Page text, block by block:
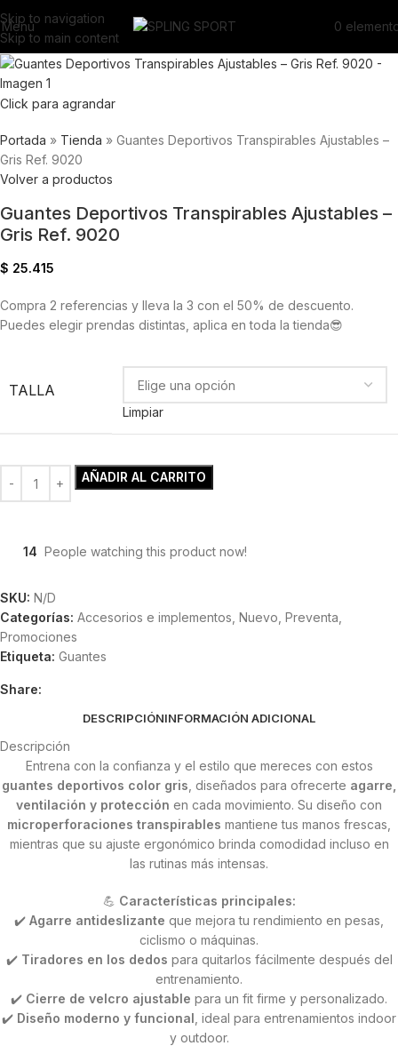
Skip to navigation
Skip to main content
Menú 0
Click para agrandar
Portada » Tienda » Guantes Deportivos Transpirables Ajustables –
Gris Ref. 9020
Volver a productos
Guantes Deportivos Transpirables Ajustables –
Gris Ref. 9020
$ 25.415
Compra 2 referencias y lleva la 3 con el 50% de descuento.
Puedes elegir prendas distintas, aplica en toda la tienda😎
TALLA
Limpiar
AÑADIR AL CARRITO
14 People watching this product now!
SKU: N/D
Categorías: Accesorios e implementos Nuevo Preventa
Promociones
Etiqueta: Guantes
Share:
DESCRIPCIÓNINFORMACIÓN ADICIONAL
Descripción
Entrena con la confianza y el estilo que mereces con estos
guantes deportivos color gris , diseñados para ofrecerte agarre,
ventilación y protección en cada movimiento. Su diseño con
microperforaciones transpirables mantiene tus manos frescas,
mientras que su ajuste ergonómico brinda comodidad incluso en
las rutinas más intensas.
💪 Características principales:
✔️ Agarre antideslizante que mejora tu rendimiento en pesas,
ciclismo o máquinas.
✔️ Tiradores en los dedos para quitarlos fácilmente después del
entrenamiento.
✔️ Cierre de velcro ajustable para un fit firme y personalizado.
✔️ Diseño moderno y funcional , ideal para entrenamientos indoor
y outdoor.